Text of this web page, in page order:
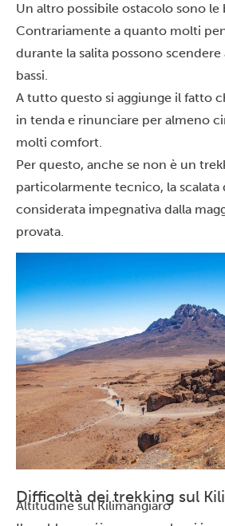
Un altro possibile ostacolo sono le
Contrariamente a quanto molti
durante la salita possono
bassi.
A tutto questo si aggiunge il fatto
in tenda e rinunciare per almeno
molti comfort.
Per questo, anche se non è un
particolarmente tecnico, la scalata
considerata impegnativa dalla
provata.
Difficoltà dei trekking sul
Altitudine sul Kilimangiaro